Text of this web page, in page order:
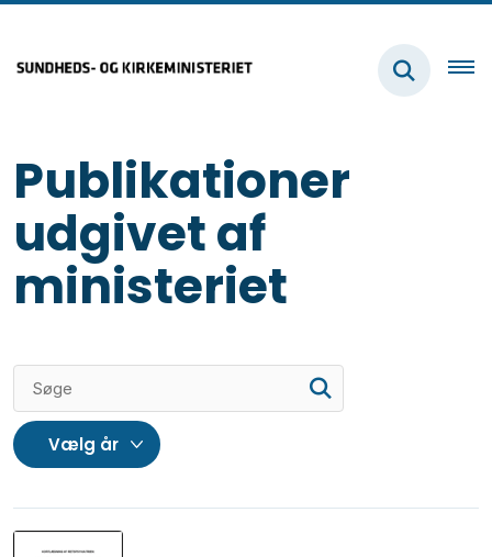
Publikationer
udgivet af
ministeriet